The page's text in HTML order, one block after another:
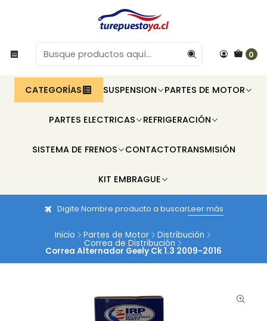
0
CATEGORÍAS SUSPENSION PARTES DE MOTOR
PARTES ELECTRICAS REFRIGERACIÓN
SISTEMA DE FRENOS CONTACTOTRANSMISIÓN
KIT EMBRAGUE
Digite Nombre producto a buscarLeer más
Inicio Partes de Motor Distribución
Correa de Distribución
Correa Alternador Geely Ck 1.3 2009-2016